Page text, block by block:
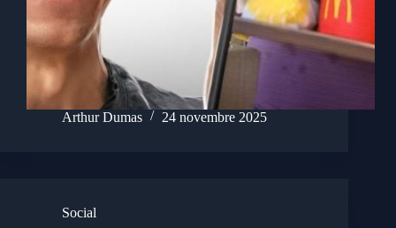
Arthur Dumas 24 novembre 2025
Social